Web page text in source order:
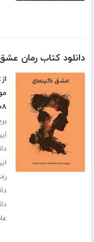
دانلود کتاب رمان
۱۰۸